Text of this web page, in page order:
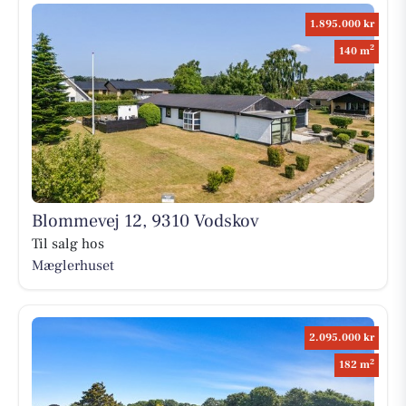
1.895.000 kr
140 m2
Blommevej 12, 9310 Vodskov
Til salg hos
Mæglerhuset
2.095.000 kr
182 m2